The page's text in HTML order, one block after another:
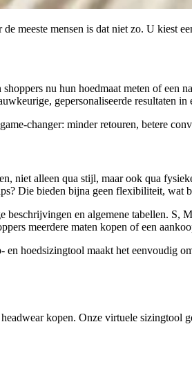
meeste mensen is dat niet zo. U kiest
nu hun hoedmaat meten of
gepersonaliseerde resultaten in
changer: minder retouren, betere
niet alleen qua stijl, maar ook qua
Die bieden bijna geen flexibiliteit, wat
beschrijvingen en algemene tabellen.
meerdere maten kopen of een
hoedsizingtool maakt het eenvoudig
kopen. Onze virtuele sizingtool